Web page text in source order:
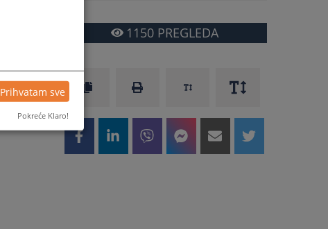
1150PREGLEDA
Prihvatam sve
Pokreće Klaro!